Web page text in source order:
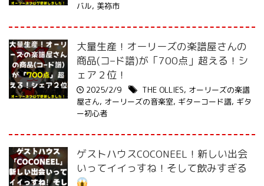
バル, 美祢市
大量生産！オーリーズの楽譜屋さんの
商品(コ–ド譜)が「700点」超える！シ
ェア２位！
2025/2/9 THE OLLIES, オーリーズの楽譜
屋さん, オーリーズの音楽室, ギターコード譜, ギタ
ー初心者
ゲストハウスCOCONEEL！新しい出会
いってイイっすね！そして飲みすぎる